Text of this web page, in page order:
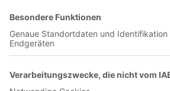
das alles nicht schon schwierig genug
einfangen müssen. Schlimm! Uwe
aus den vier verbleibenden Spielen
oder? Tiete ist dem gar nicht so
Paderborn-Spiel sind wir überall
Ecke erklärt Tiete das